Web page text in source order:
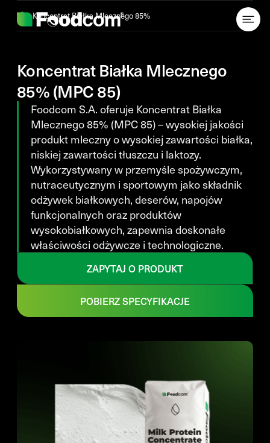
Koncentrat Białka Mlecznego 85%
Koncentrat Białka Mlecznego
85% (MPC 85)
Foodcom S.A. oferuje Koncentrat Białka
Mlecznego 85% (MPC 85) – wysokiej jakości
produkt mleczny o wysokiej zawartości białka,
niskiej zawartości tłuszczu i laktozy.
Wykorzystywany w przemyśle spożywczym,
nutraceutycznym i sportowym jako składnik
odżywek białkowych, deserów, napojów
funkcjonalnych oraz produktów
wysokobiałkowych, zapewnia doskonałe
właściwości odżywcze i technologiczne.
ZAPYTAJ O PRODUKT
POBIERZ SPECYFIKACJE